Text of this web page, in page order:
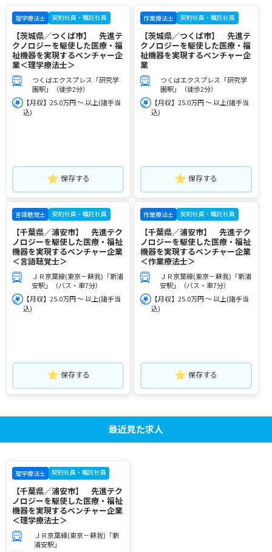
理学療法士 契約社員・嘱託社員
【茨城県／つくば市】 先進テ
クノロジーを駆使した医療・福
祉機器を実現するベンチャー企
業＜理学療法士＞
つくばエクスプレス「研究学
園駅」（徒歩2分）
【月収】25.0万円 ～ 以上(諸手当
込)
保存する
作業療法士 契約社員・嘱託社員
【茨城県／つくば市】 先進テ
クノロジーを駆使した医療・福
祉機器を実現するベンチャー企
業
つくばエクスプレス「研究学
園駅」（徒歩2分）
【月収】25.0万円 ～ 以上(諸手当
込)
保存する
言語聴覚士 契約社員・嘱託社員
【千葉県／浦安市】 先進テク
ノロジーを駆使した医療・福祉
機器を実現するベンチャー企業
＜言語聴覚士＞
ＪＲ京葉線(東京－蘇我)「新浦
安駅」（バス・車7分）
【月収】25.0万円 ～ 以上(諸手当
込)
保存する
作業療法士 契約社員・嘱託社員
【千葉県／浦安市】 先進テク
ノロジーを駆使した医療・福祉
機器を実現するベンチャー企業
＜作業療法士＞
ＪＲ京葉線(東京－蘇我)「新浦
安駅」（バス・車7分）
【月収】25.0万円 ～ 以上(諸手当
込)
保存する
最近見た求人
理学療法士 契約社員・嘱託社員
【千葉県／浦安市】 先進テク
ノロジーを駆使した医療・福祉
機器を実現するベンチャー企業
＜理学療法士＞
ＪＲ京葉線(東京－蘇我)「新
浦安駅」